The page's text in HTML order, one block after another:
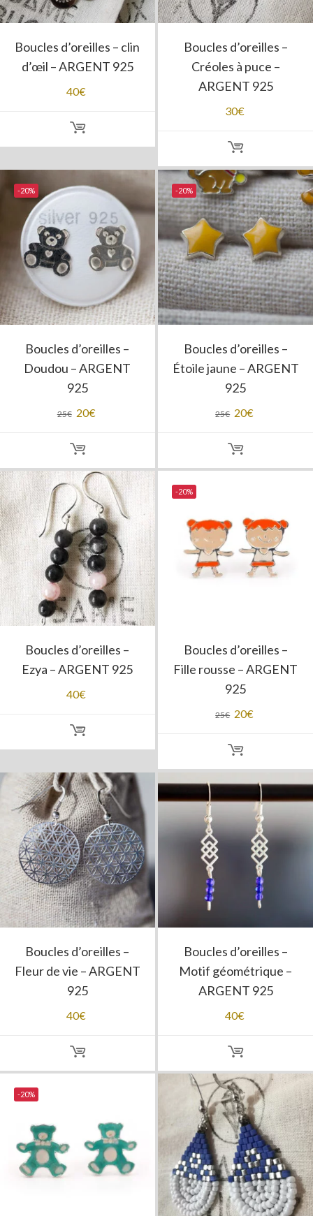
Boucles d’oreilles – clin
d’œil – ARGENT 925
40€
Boucles d’oreilles –
Créoles à puce –
ARGENT 925
30€
-20%
Boucles d’oreilles –
Doudou – ARGENT
925
25€ Le
initial
25€.
20€
20€.
-20%
Boucles d’oreilles –
Étoile jaune – ARGENT
925
25€ Le
initial
20€
Boucles d’oreilles –
Ezya – ARGENT 925
40€
-20%
Boucles d’oreilles –
Fille rousse – ARGENT
925
25€ Le
initial
20€
20€.
Boucles d’oreilles –
Fleur de vie – ARGENT
925
40€
Boucles d’oreilles –
Motif géométrique –
ARGENT 925
40€
-20%